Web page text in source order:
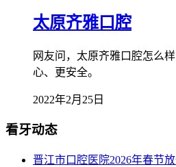
太原齐雅口腔
网友问，太原齐雅口腔怎么
心、更安全。
2022年2月25日
看牙动态
晋江市口腔医院2026年春节